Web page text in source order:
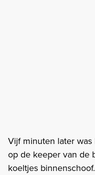
Vijf minuten later
op de keeper van de
koeltjes